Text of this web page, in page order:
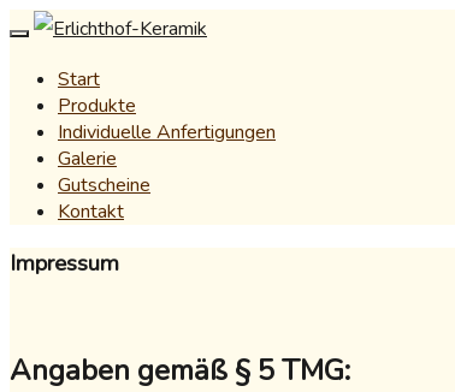
Start
Produkte
Individuelle Anfertigungen
Galerie
Gutscheine
Kontakt
Impressum
Angaben gemäß § 5 TMG: